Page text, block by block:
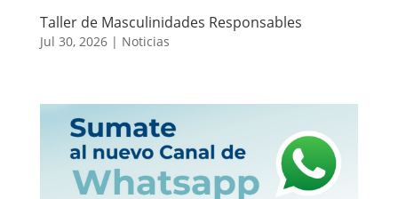
Taller de Masculinidades Responsables
Jul 30, 2026| Noticias